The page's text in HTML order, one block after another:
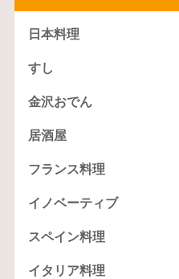
日本料理
すし
金沢おでん
居酒屋
フランス料理
イノベーティブ
スペイン料理
イタリア料理